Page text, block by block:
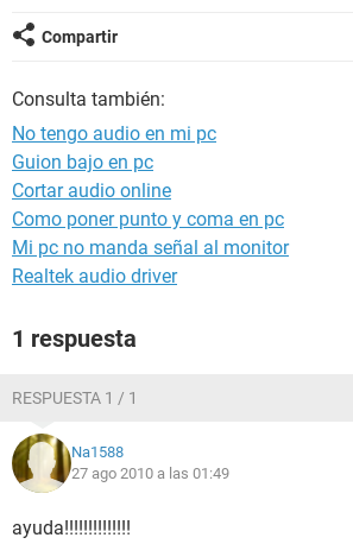
Compartir
Consulta también:
No tengo audio en mi pc
Guion bajo en pc
Cortar audio online
Como poner punto y coma en pc
Mi pc no manda señal al monitor
Realtek audio driver
1 respuesta
RESPUESTA 1 / 1
Na1588
27 ago 2010 a las 01:49
ayuda!!!!!!!!!!!!!!